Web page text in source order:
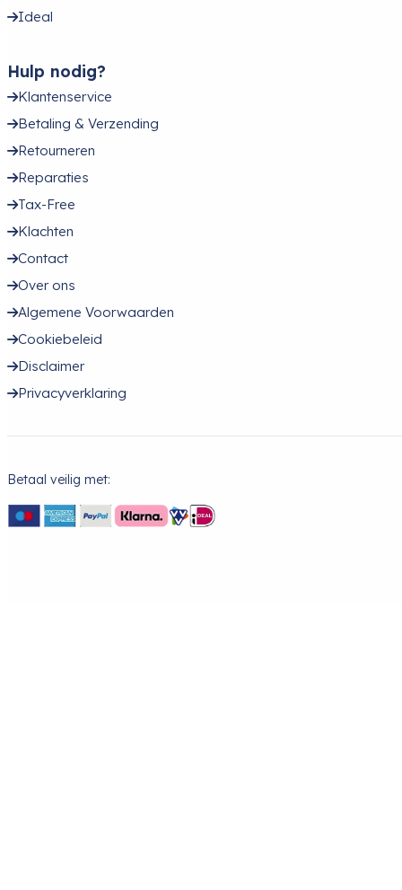
Ideal
Hulp nodig?
Klantenservice
Betaling & Verzending
Retourneren
Reparaties
Tax-Free
Klachten
Contact
Over ons
Algemene Voorwaarden
Cookiebeleid
Disclaimer
Privacyverklaring
Betaal veilig met: